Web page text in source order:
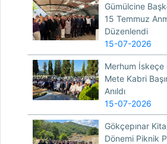
Gümülcine
15 Temmuz
Düzenlendi
15-07-2026
Merhum
Mete Kabri
Anıldı
15-07-2026
Gökçepınar
Dönemi Piknik